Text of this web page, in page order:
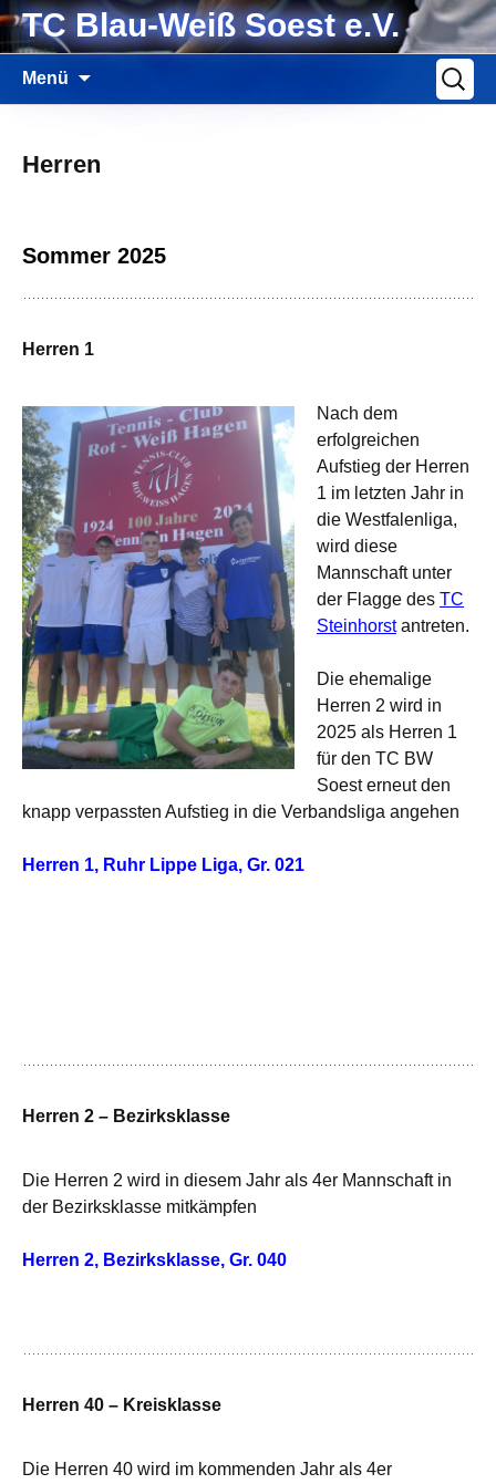
Zum
InhaltTC Blau-Weiß Soest e.V.
Menü
nach:
Herren
Sommer 2025
Herren 1
Nach dem
erfolgreichen
Aufstieg der Herren
1 im letzten Jahr in
die Westfalenliga,
wird diese
Mannschaft unter
der Flagge des TC
Steinhorst antreten.
Die ehemalige
Herren 2 wird in
2025 als Herren 1
für den TC BW
Soest erneut den
knapp verpassten Aufstieg in die Verbandsliga angehen
Herren 1, Ruhr Lippe Liga, Gr. 021
Herren 2 – Bezirksklasse
Die Herren 2 wird in diesem Jahr als 4er Mannschaft in
der Bezirksklasse mitkämpfen
Herren 2, Bezirksklasse, Gr. 040
Herren 40 – Kreisklasse
Die Herren 40 wird im kommenden Jahr als 4er